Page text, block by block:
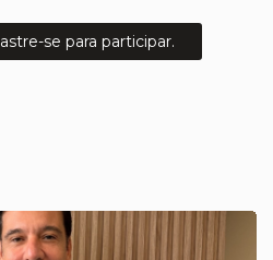
se para participar.